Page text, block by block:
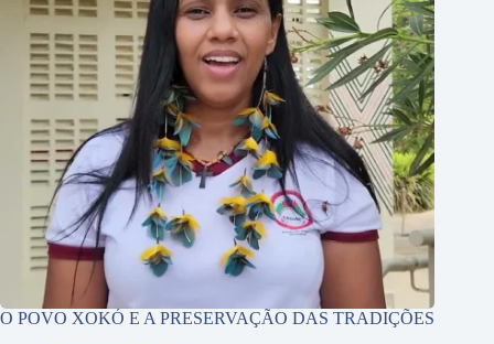
O POVO XOKÓ E A PRESERVAÇÃO DAS TRADIÇÕES